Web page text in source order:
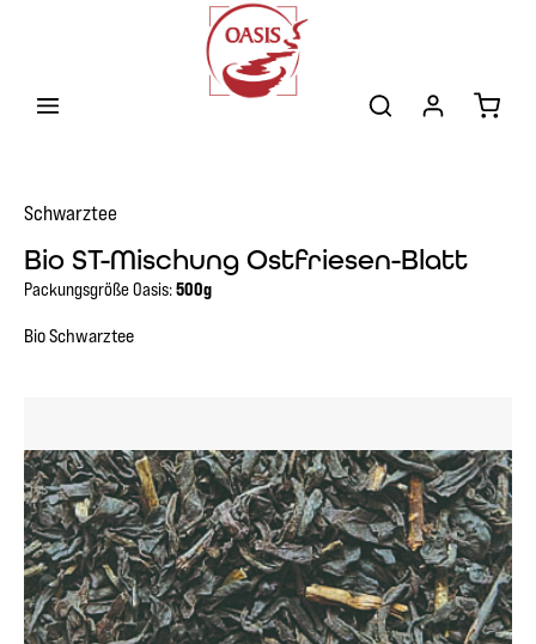
Schwarztee
Bio ST-Mischung Ostfriesen-Blatt
Packungsgröße Oasis:500g
Bio Schwarztee